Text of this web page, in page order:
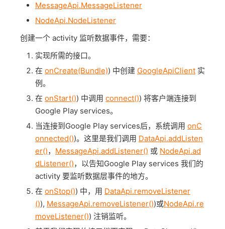
MessageApi.MessageListener
NodeApi.NodeListener
创建一个 activity 监听数据事件，需要：
实现所需的接口。
在 onCreate(Bundle)) 中创建 GoogleApiClient 实
例。
在 onStart()) 中调用 connect()) 将客户端连接到
Google Play services。
当连接到Google Play services后，系统调用 onC
onnected())。这里是我们调用 DataApi.addListen
er()， MessageApi.addListener() 或 NodeApi.ad
dListener()，以告知Google Play services 我们的
activity 要监听数据层事件的地方。
在 onStop()) 中，用 DataApi.removeListener
()), MessageApi.removeListener())或NodeApi.re
moveListener()) 注销监听。